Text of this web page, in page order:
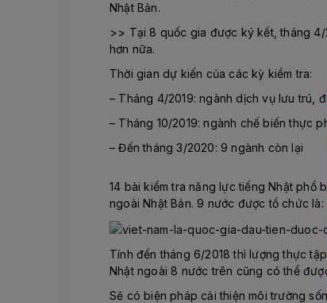
Nhật Bản.
>> Tại 8 quốc gia được ký kết, tháng
hơn nữa.
Thời gian dự kiến của các kỳ kiểm tra:
– Tháng 4/2019: ngành dịch vụ lưu trú,
– Tháng 10/2019: ngành chế biến thực
– Đến tháng 3/2020: 9 ngành còn lại
14 bài kiểm tra năng lực tiếng Nhật phổ
ngoài Nhật Bản. 9 nước được tổ chức
Tính đến tháng 6/2018 thì lượng thực
Nhật ngoài 8 nước trên cũng có thể
Sẽ có biện pháp cải thiện môi trường